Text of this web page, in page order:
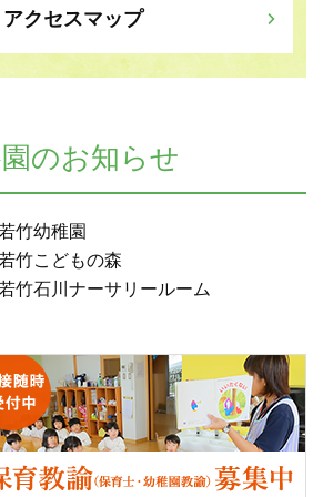
アクセスマップ
のお知らせ
竹幼稚園
竹こどもの森
竹石川ナーサリールーム